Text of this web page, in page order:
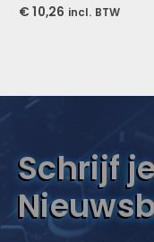
0out of 5
€ 10,26 incl. BTW
Schrijf